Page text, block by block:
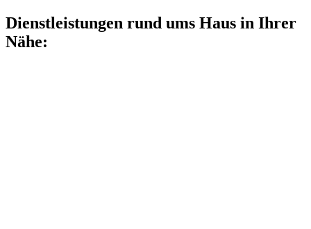
Dienstleistungen rund ums Haus in Ihrer
Nähe: